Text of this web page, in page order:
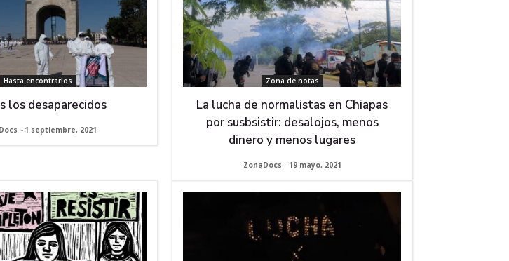
Hasta encontrarlos
los desaparecidos
- 1 septiembre, 2021
Zona de notas
La lucha de normalistas en Chiapas
por susbsistir: desalojos, menos
dinero y menos lugares
ZonaDocs - 19 mayo, 2021